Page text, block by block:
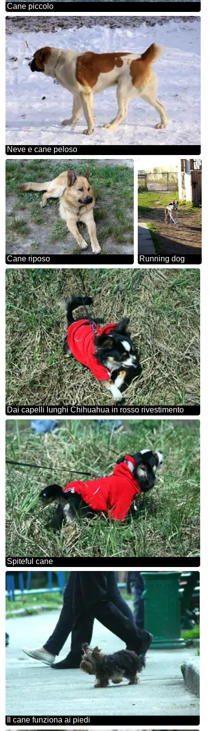
Cane piccolo
Neve e cane peloso
Cane riposo Running dog
Dai capelli lunghi Chihuahua in rosso rivestimento
Spiteful cane
Il cane funziona ai piedi